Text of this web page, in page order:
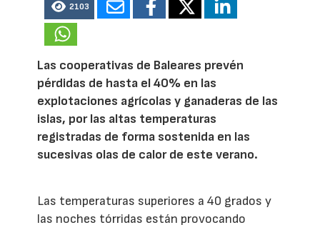
2103
Las cooperativas de Baleares prevén
pérdidas de hasta el 40% en las
explotaciones agrícolas y ganaderas de las
islas, por las altas temperaturas
registradas de forma sostenida en las
sucesivas olas de calor de este verano.
Las temperaturas superiores a 40 grados y
las noches tórridas están provocando